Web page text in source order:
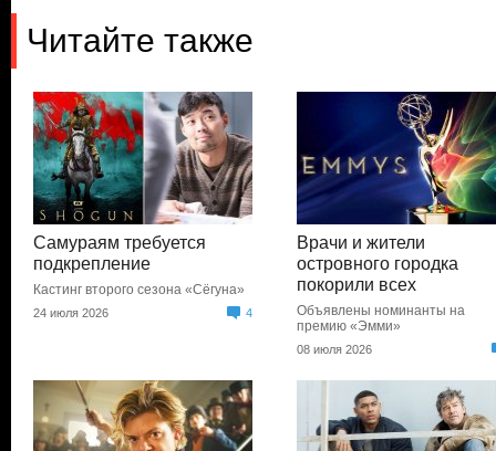
Читайте также
Самураям требуется
подкрепление
Кастинг второго сезона «Сёгуна»
24 июля 2026 4
Врачи и жители
островного городка
покорили всех
Объявлены номинанты на
премию «Эмми»
08 июля 2026